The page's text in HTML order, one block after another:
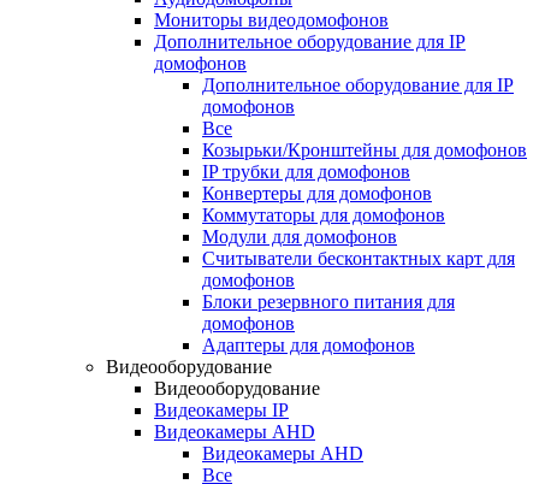
Мониторы видеодомофонов
Дополнительное оборудование для IP
домофонов
Дополнительное оборудование для IP
домофонов
Все
Козырьки/Кронштейны для домофонов
IP трубки для домофонов
Конвертеры для домофонов
Коммутаторы для домофонов
Модули для домофонов
Считыватели бесконтактных карт для
домофонов
Блоки резервного питания для
домофонов
Адаптеры для домофонов
Видеооборудование
Видеооборудование
Видеокамеры IP
Видеокамеры AHD
Видеокамеры AHD
Все